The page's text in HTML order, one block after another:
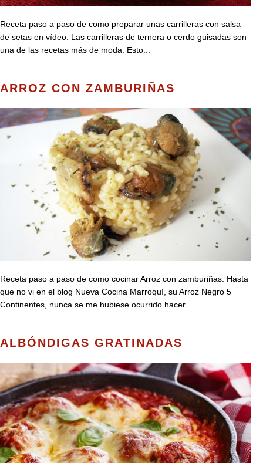
Receta paso a paso de como preparar unas carrilleras con salsa
de setas en vídeo. Las carrilleras de ternera o cerdo guisadas son
una de las recetas más de moda. Esto...
ARROZ CON ZAMBURIÑAS
Receta paso a paso de como cocinar Arroz con zamburiñas. Hasta
que no vi en el blog Nueva Cocina Marroquí, su Arroz Negro 5
Continentes, nunca se me hubiese ocurrido hacer...
ALBÓNDIGAS GRATINADAS